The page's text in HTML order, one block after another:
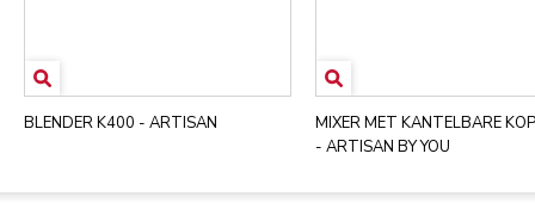
BLENDER K400 - ARTISAN
MIXER MET KANTELBARE
- ARTISAN BY YOU